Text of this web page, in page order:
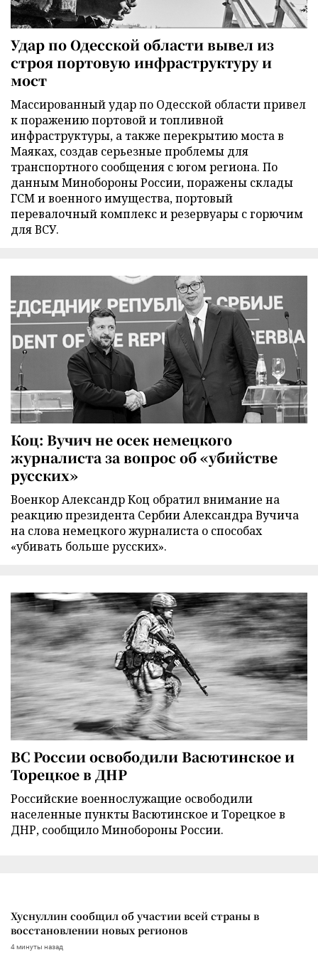
Удар по Одесской области вывел из
строя портовую инфраструктуру и
мост
Массированный удар по Одесской области привел
к поражению портовой и топливной
инфраструктуры, а также перекрытию моста в
Маяках, создав серьезные проблемы для
транспортного сообщения с югом региона. По
данным Минобороны России, поражены склады
ГСМ и военного имущества, портовый
перевалочный комплекс и резервуары с горючим
для ВСУ.
Коц: Вучич не осек немецкого
журналиста за вопрос об «убийстве
русских»
Военкор Александр Коц обратил внимание на
реакцию президента Сербии Александра Вучича
на слова немецкого журналиста о способах
«убивать больше русских».
ВС России освободили Васютинское и
Торецкое в ДНР
Российские военнослужащие освободили
населенные пункты Васютинское и Торецкое в
ДНР, сообщило Минобороны России.
Хуснуллин сообщил об участии всей страны в
восстановлении новых регионов
4 минуты назад